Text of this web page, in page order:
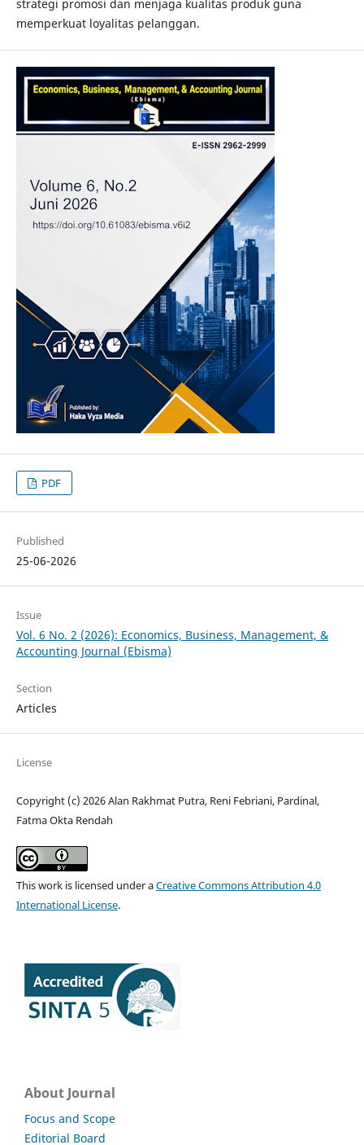
strategi promosi dan menjaga kualitas produk guna
memperkuat loyalitas pelanggan.
PDF
Published
25-06-2026
Issue
Vol. 6 No. 2 (2026): Economics, Business, Management, &
Accounting Journal (Ebisma)
Section
Articles
License
Copyright (c) 2026 Alan Rakhmat Putra, Reni Febriani, Pardinal,
Fatma Okta Rendah
This work is licensed under aCreative Commons Attribution 4.0
International License.
About Journal
Focus and Scope
Editorial Board